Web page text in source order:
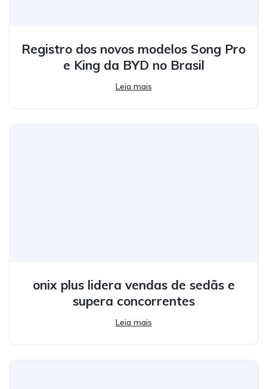
Registro dos novos modelos Song Pro
e King da BYD no Brasil
Leia mais
onix plus lidera vendas de sedãs e
supera concorrentes
Leia mais